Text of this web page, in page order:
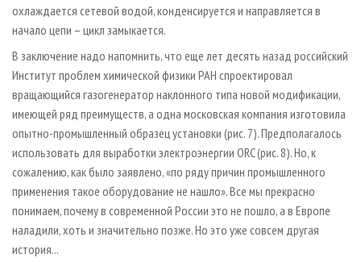
охлаждается сетевой водой, конденсируется и направляется в
начало цепи – цикл замыкается.
В заключение надо напомнить, что еще лет десять назад российский
Институт проблем химической физики РАН спроектировал
вращающийся газогенератор наклонного типа новой модификации,
имеющей ряд преимуществ, а одна московская компания изготовила
опытно-промышленный образец установки (рис. 7). Предполагалось
использовать для выработки электроэнергии ORC (рис. 8). Но, к
сожалению, как было заявлено, «по ряду причин промышленного
применения такое оборудование не нашло». Все мы прекрасно
понимаем, почему в современной России это не пошло, а в Европе
наладили, хоть и значительно позже. Но это уже совсем другая
история...